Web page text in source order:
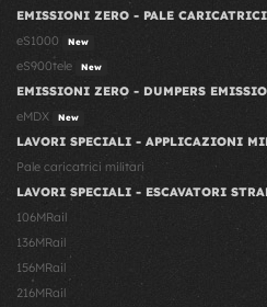
EMISSIONI ZERO - PALE
eS1000
New
eS900tele New
EMISSIONI ZERO - DUMPERS
eMDX
New
LAVORI SPECIALI - APPLICAZIONI
Pale caricatrici militari
LAVORI SPECIALI - ESCAVATORI
106MRail
136MRail
156MRail
216MRail